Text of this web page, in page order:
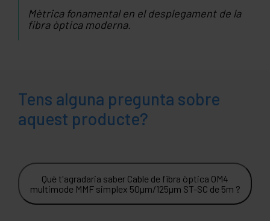
Mètrica fonamental en el desplegament de la
fibra òptica moderna.
Tens alguna pregunta sobre
aquest producte?
Què t'agradaria saber Cable de fibra òptica OM4
multimode MMF simplex 50µm/125µm ST-SC de 5m ?